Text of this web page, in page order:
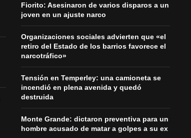
Fiorito: Asesinaron de varios disparos a un
joven en un ajuste narco
Organizaciones sociales advierten que «el
retiro del Estado de los barrios favorece el
narcotráfico»
Tensión en Temperley: una camioneta se
incendió en plena avenida y quedó
destruida
Monte Grande: dictaron preventiva para un
hombre acusado de matar a golpes a su ex